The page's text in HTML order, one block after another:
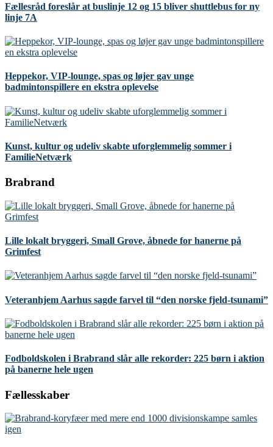
Fællesråd foreslår at buslinje 12 og 15 bliver shuttlebus for ny
linje 7A
Heppekor, VIP-lounge, spas og løjer gav unge
badmintonspillere en ekstra oplevelse
Kunst, kultur og udeliv skabte uforglemmelig sommer i
FamilieNetværk
Brabrand
Lille lokalt bryggeri, Small Grove, åbnede for hanerne på
Grimfest
Veteranhjem Aarhus sagde farvel til “den norske fjeld-tsunami”
Fodboldskolen i Brabrand slår alle rekorder: 225 børn i aktion
på banerne hele ugen
Fællesskaber